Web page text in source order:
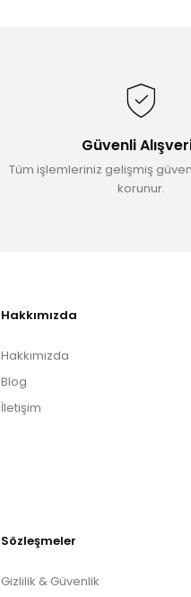
Güvenli
Tüm işlemleriniz gelişmiş
korunur.
Hakkımızda
Hakkımızda
Blog
İletişim
Sözleşmeler
Gizlilik & Güvenlik